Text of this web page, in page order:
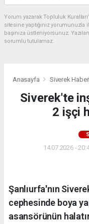
Yorum yazarak Topluluk
sitesine yaptığınız
başınıza üstleniyorsunuz.
sorumlu tutulamaz.
Anasayfa Siverek
Siverek'te
2 işçi
14.07.2026 -
Şanlıurfa'nın
cephesinde boya
asansörünün